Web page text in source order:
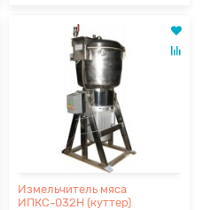
Измельчитель мяса
ИПКС-032Н (куттер)